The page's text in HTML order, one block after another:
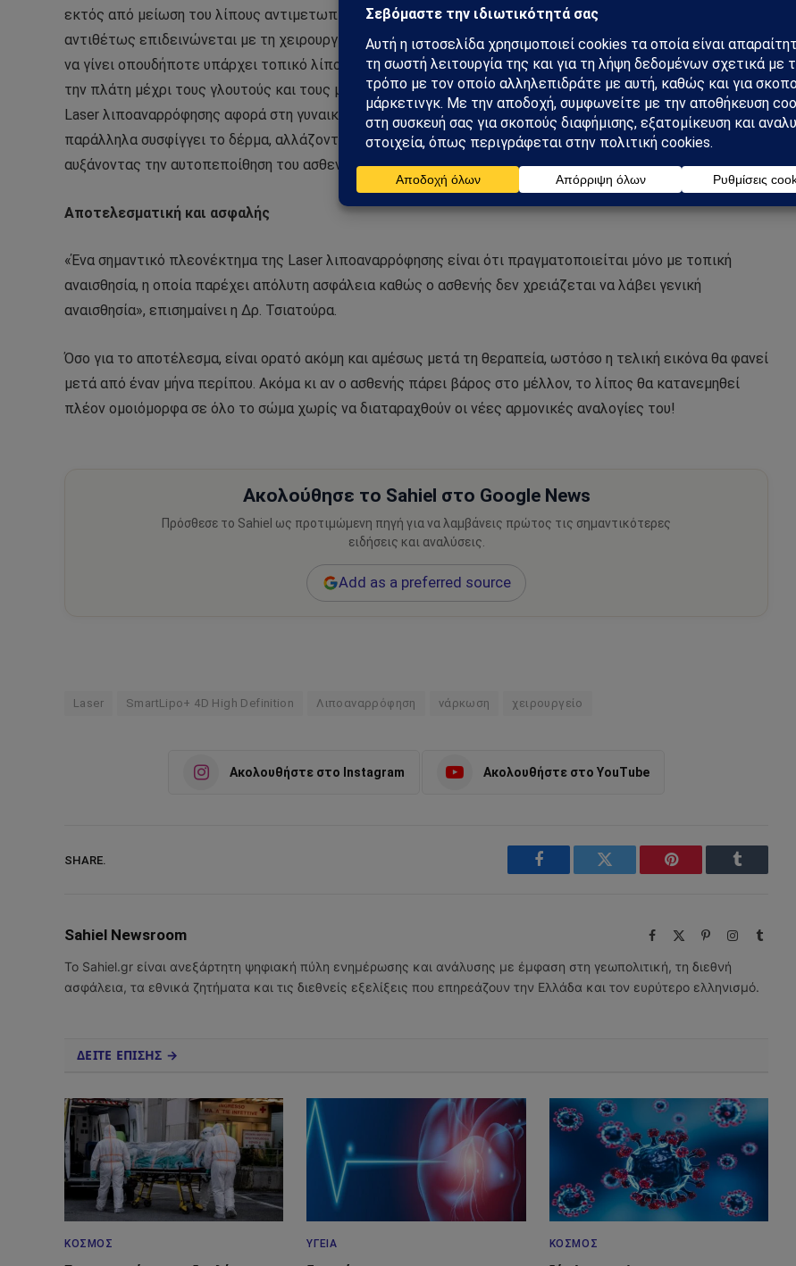
εκτός από μείωση του λίπους αντιμετωπίζεται παράλληλα και η χαλάρωση στην περιοχή, κάτι που
αντιθέτως επιδεινώνεται με τη χειρουργική κλασική λιποαναρρόφηση. Η εφαρμογή της θεραπείας μπορεί
να γίνει οπουδήποτε υπάρχει τοπικό λίπος: από το διπλοσάγονο μέχρι την κοιλιά και από τα γόνατα και
την πλάτη μέχρι τους γλουτούς και τους μηρούς. Αξίζει να αναφέρουμε ότι μία εξαιρετική εφαρμογή της
Laser λιποαναρρόφησης αφορά στη γυναικομαστία στους άντρες, όπου εξαλείφει το πρόβλημα και
παράλληλα συσφίγγει το δέρμα, αλλάζοντας εντυπωσιακά την εμφάνιση του ανδρικού στέρνου και
αυξάνοντας την αυτοπεποίθηση του ασθενούς», συμπληρώνει η γιατρός.
Αποτελεσματική και ασφαλής
«Ένα σημαντικό πλεονέκτημα της Laser λιποαναρρόφησης είναι ότι πραγματοποιείται μόνο με τοπική
αναισθησία, η οποία παρέχει απόλυτη ασφάλεια καθώς ο ασθενής δεν χρειάζεται να λάβει γενική
αναισθησία», επισημαίνει η Δρ. Τσιατούρα.
Όσο για το αποτέλεσμα, είναι ορατό ακόμη και αμέσως μετά τη θεραπεία, ωστόσο η τελική εικόνα θα φανεί
μετά από έναν μήνα περίπου. Ακόμα κι αν ο ασθενής πάρει βάρος στο μέλλον, το λίπος θα κατανεμηθεί
πλέον ομοιόμορφα σε όλο το σώμα χωρίς να διαταραχθούν οι νέες αρμονικές αναλογίες του!
Ακολούθησε το Sahiel στο Google News
Πρόσθεσε το Sahiel ως προτιμώμενη πηγή για να λαμβάνεις πρώτος τις σημαντικότερες
ειδήσεις και αναλύσεις.
Add as a preferred source
Laser SmartLipo+ 4D High Definition Λιποαναρρόφηση νάρκωση χειρουργείο
Ακολουθήστε στο Instagram Ακολουθήστε στο YouTube
SHARE.
Facebook Twitter Pinterest Tumblr
Sahiel Newsroom Facebook PinterestInstagram
Tumblr
Το Sahiel.gr είναι ανεξάρτητη ψηφιακή πύλη ενημέρωσης και ανάλυσης με έμφαση στη γεωπολιτική, τη διεθνή
ασφάλεια, τα εθνικά ζητήματα και τις διεθνείς εξελίξεις που επηρεάζουν την Ελλάδα και τον ευρύτερο ελληνισμό.
ΔΕΙΤΕ ΕΠΙΣΗΣ →
ΚΌΣΜΟΣ ΥΓΕΊΑ ΚΌΣΜΟΣ